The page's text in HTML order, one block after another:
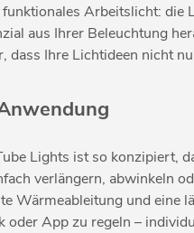
Arbeitslicht:
aus Ihrer Beleuchtung
Ihre Lichtideen nicht
Lights ist so
verlängern, abwinkeln
Wärmeableitung und
App zu regeln –